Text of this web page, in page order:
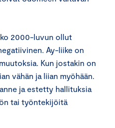
2000-luvun ollut
Ay-liike on
Kun jostakin on
vähän ja liian myöhään.
ja estetty hallituksia
tai työntekijöitä